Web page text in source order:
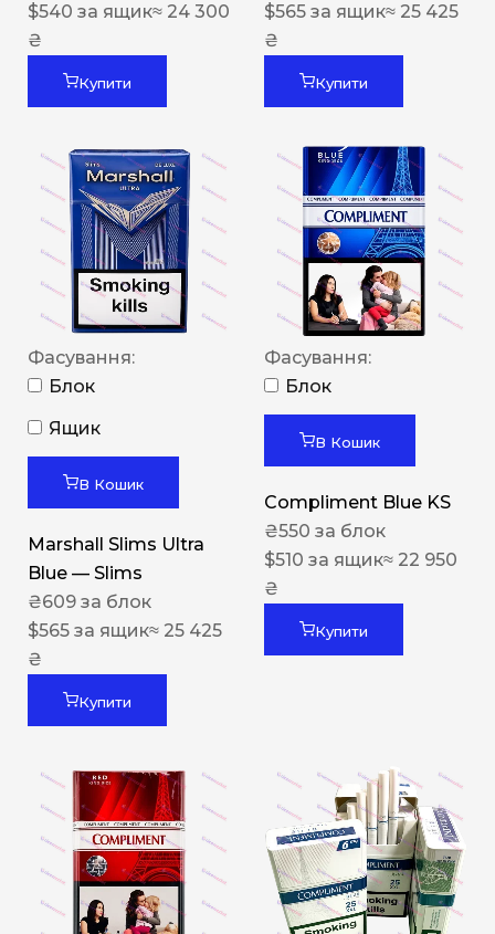
$540 за ящик≈ 24 300
₴
Купити
$565 за ящик≈ 25 425
₴
Купити
Фасування:
Блок
Ящик
В Кошик
Marshall Slims Ultra
Blue — Slims
₴609 за блок
$565 за ящик≈ 25 425
₴
Купити
Фасування:
Блок
В Кошик
Compliment Blue KS
₴550 за блок
$510 за ящик≈ 22 950
₴
Купити